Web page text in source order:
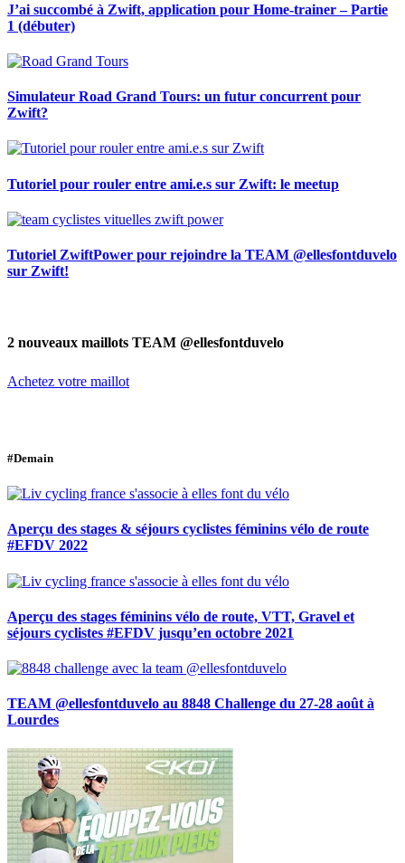
J’ai succombé à Zwift, application pour Home-trainer – Partie
1 (débuter)
Simulateur Road Grand Tours: un futur concurrent pour
Zwift?
Tutoriel pour rouler entre ami.e.s sur Zwift: le meetup
Tutoriel ZwiftPower pour rejoindre la TEAM @ellesfontduvelo
sur Zwift!
2 nouveaux maillots TEAM @ellesfontduvelo
Achetez votre maillot
#Demain
Aperçu des stages & séjours cyclistes féminins vélo de route
#EFDV 2022
Aperçu des stages féminins vélo de route, VTT, Gravel et
séjours cyclistes #EFDV jusqu’en octobre 2021
TEAM @ellesfontduvelo au 8848 Challenge du 27-28 août à
Lourdes